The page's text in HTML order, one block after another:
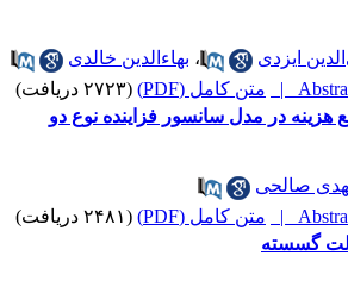
ایزدی ، بهاءالدین خالدی
متن کامل (PDF)
(۲۷۲۳ دریافت)
هزینه در مدل سانسور فزاینده نوع دو
صالحی
متن کامل (PDF)
(۲۴۸۱ دریافت)
گسسته